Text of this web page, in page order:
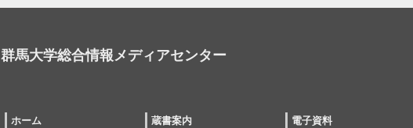
群馬大学総合情報メディアセンター
ホーム 蔵書案内 電子資料